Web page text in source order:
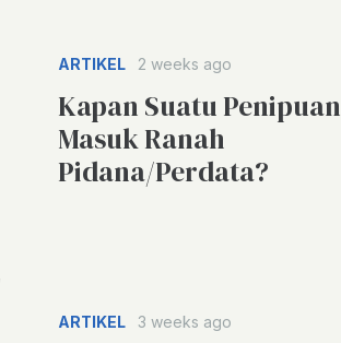
ARTIKEL 2 weeks ago
Kapan Suatu Penipuan
Masuk Ranah
Pidana/Perdata?
ARTIKEL 3 weeks ago